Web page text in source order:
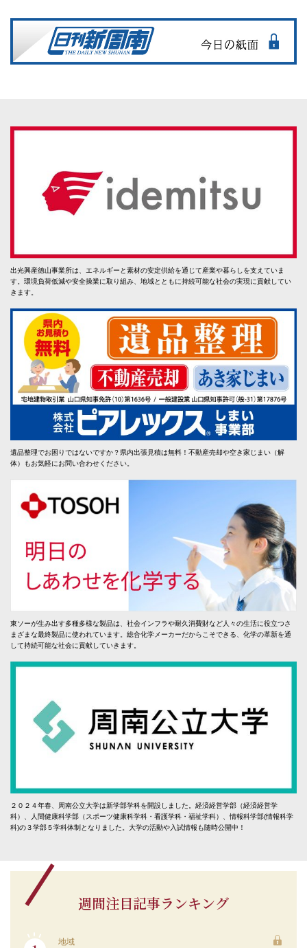
出光興産徳山事業所は、エネルギーと素材の安定供給を通じて産業や暮らしを支えていま
す。環境負荷低減や安全操業に取り組み、地域とともに持続可能な社会の実現に貢献してい
きます。
遺品整理でお困りではないですか？県内出張見積は無料！不動産売却や空き家じまい（解
体）もお気軽にお問い合わせください。
東ソーが生み出す多種多様な製品は、社会インフラや耐久消費財など人々の生活に役立つさ
まざまな最終製品に使われています。総合化学メーカーだからこそできる、化学の革新を通
して持続可能な社会に貢献していきます。
２０２４年春、周南公立大学は新学部学科を開設しました。経済経営学部（経済経営学
科）、人間健康科学部（スポーツ健康科学科・看護学科・福祉学科）、情報科学部(情報科学
科)の３学部５学科体制となりました。大学の活動や入試情報も随時公開中！
週間注目記事ランキング
地域